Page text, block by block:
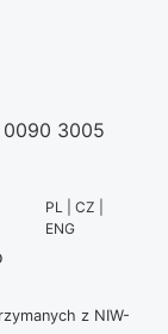
0090 3005
PL | CZ |
ENG
z NIW-